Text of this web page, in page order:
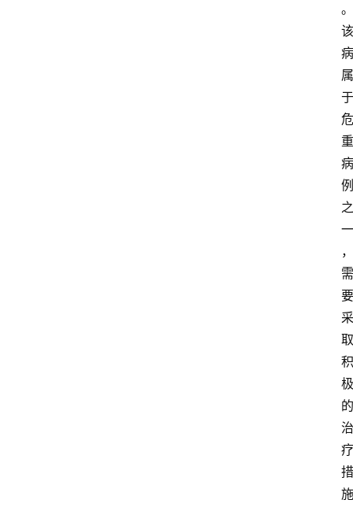
。
该
病
属
于
危
重
病
例
之
一
，
需
要
采
取
积
极
的
治
疗
措
施